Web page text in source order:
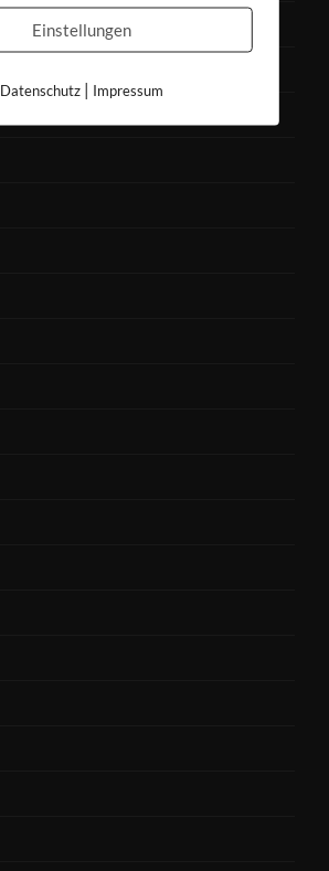
Einstellungen
Datenschutz| Impressum